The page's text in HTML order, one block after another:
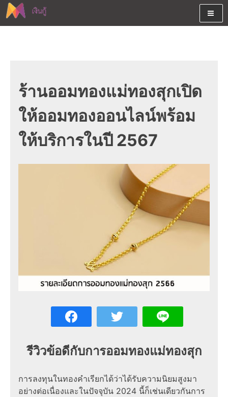
Skip
to
เงินสด และมีรีไฟแนนซ์ด้วย
ร้านออมทองแม่ทองสุกเปิด
ให้ออมทองออนไลน์พร้อม
ให้บริการในปี 2567
รีวิวข้อดีกับการออมทองแม่ทองสุก
การลงทุนในทองคำเรียกได้ว่าได้รับความนิยมสูงมา
อย่างต่อเนื่องและในปัจจุบัน 2024 นี้ก็เช่นเดียวกันการ